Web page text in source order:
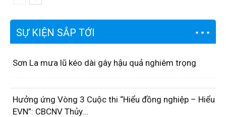
SỰ KIỆN SẮP TỚI
Sơn La mưa lũ kéo dài gây hậu quả nghiêm trọng
Hưởng ứng Vòng 3 Cuộc thi “Hiểu đồng nghiệp – Hiểu
EVN”: CBCNV Thủy...